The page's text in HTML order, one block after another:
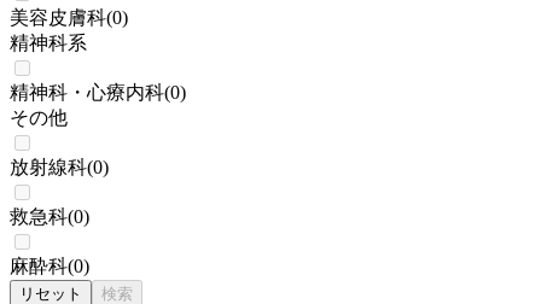
美容皮膚科(0)
精神科系
精神科・心療内科(0)
その他
放射線科(0)
救急科(0)
麻酔科(0)
リセット 検索